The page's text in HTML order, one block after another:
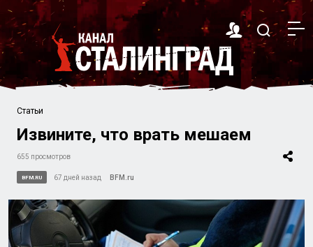
Статьи
Извините, что врать мешаем
655 просмотров
BFM.RU 67 дней назад BFM.ru